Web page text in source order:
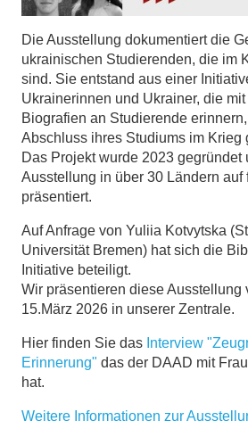
Die Ausstellung dokumentiert die
ukrainischen Studierenden, die im
sind. Sie entstand aus einer
Ukrainerinnen und Ukrainer, die
Biografien an Studierende
Abschluss ihres Studiums im Krieg
Das Projekt wurde 2023 gegründet
Ausstellung in über 30 Ländern auf
präsentiert.
Auf Anfrage von Yuliia Kotvytska
Universität Bremen) hat sich die
Initiative beteiligt.
Wir präsentieren diese Ausstellung
15.März 2026 in unserer Zentrale.
Hier finden Sie das Interview
Erinnerung" das der DAAD mit
hat.
Weitere Informationen zur